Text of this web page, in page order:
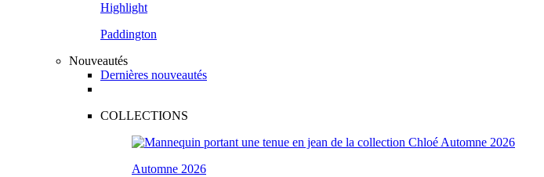
Highlight
Paddington
Nouveautés
Dernières nouveautés
COLLECTIONS
Automne 2026